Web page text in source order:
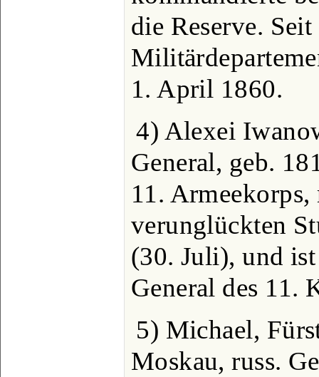
die Reserve.
1. April 1860.
4) Alexei
General, geb.
11.
verunglückten
(30. Juli), und
General des 11.
5) Michael,
Moskau, russ.